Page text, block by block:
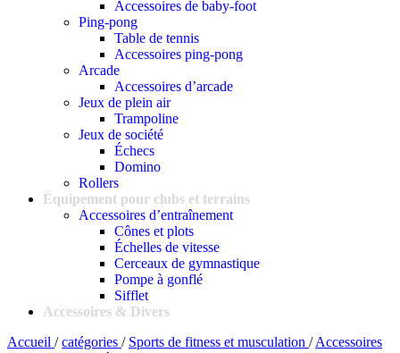
Accessoires de baby-foot
Ping-pong
Table de tennis
Accessoires ping-pong
Arcade
Accessoires d’arcade
Jeux de plein air
Trampoline
Jeux de société
Échecs
Domino
Rollers
Équipement pour clubs et terrains
Accessoires d’entraînement
Cônes et plots
Échelles de vitesse
Cerceaux de gymnastique
Pompe à gonflé
Sifflet
Accessoires & Divers
Accueil / catégories / Sports de fitness et musculation / Accessoires